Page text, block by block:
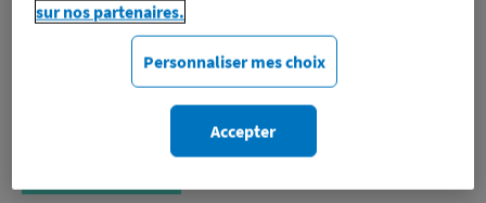
Les bons plans Costa Croisières
Les bons plansCosta
sur nos partenaires.
Personnaliser mes choix
Accepter